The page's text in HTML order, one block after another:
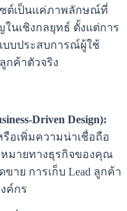
ซต์เป็นแค่ภาพลักษณ์ที่
ในเชิงกลยุทธ์ ตั้งแต่การ
บบประสบการณ์ผู้ใช้
กค้าตัวจริง
Driven Design):
รือเพิ่มความน่าเชื่อถือ
หมายทางธุรกิจของคุณ
าย การเก็บ Lead ลูกค้า
ค์กร